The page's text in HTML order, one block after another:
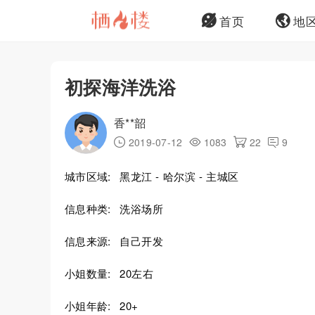
首页 地
初探海洋洗浴
香**韶
2019-07-12 1083 22 9
城市区域: 黑龙江 - 哈尔滨 - 主城区
信息种类: 洗浴场所
信息来源: 自己开发
小姐数量: 20左右
小姐年龄: 20+